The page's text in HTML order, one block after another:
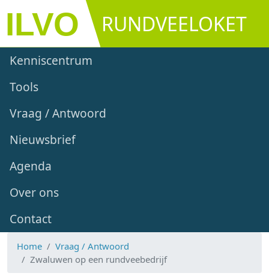
Overslaan en naar de inhoud gaan
RUNDVEELOKET
Main navigation
Kenniscentrum
Tools
Vraag / Antwoord
Nieuwsbrief
Agenda
Over ons
Contact
Home
Vraag / Antwoord
Zwaluwen op een rundveebedrijf